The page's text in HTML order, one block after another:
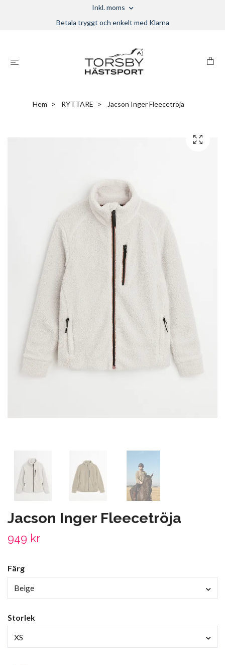
Inkl. moms
Betala tryggt och enkelt med Klarna
Hem RYTTARE Jacson Inger Fleecetröja
Jacson Inger Fleecetröja
949 kr
Färg
Beige
Storlek
XS